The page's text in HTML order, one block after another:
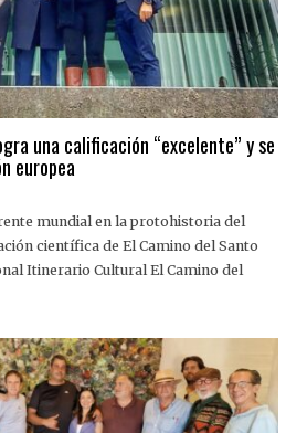
una calificación “excelente” y se
europea
mundial en la protohistoria del
científica de El Camino del Santo
Itinerario Cultural El Camino del